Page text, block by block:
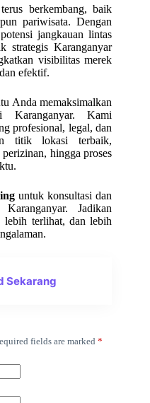
berkembang, baik
pariwisata. Dengan
jangkauan lintas
strategis Karanganyar
visibilitas merek
efektif.
Anda memaksimalkan
Kami
profesional, legal, dan
titik lokasi terbaik,
hingga proses
untuk konsultasi dan
Jadikan
lebih terlihat, dan lebih
Sekarang
fields are marked *